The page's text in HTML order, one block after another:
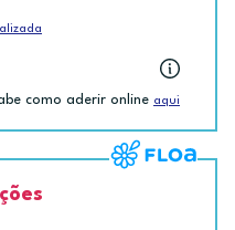
como aderir online aqui